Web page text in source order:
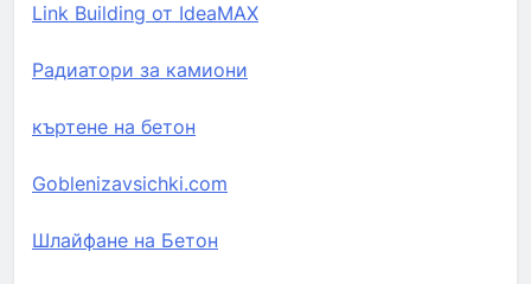
Link Building от IdeaMAX
Радиатори за камиони
къртене на бетон
Goblenizavsichki.com
Шлайфане на Бетон